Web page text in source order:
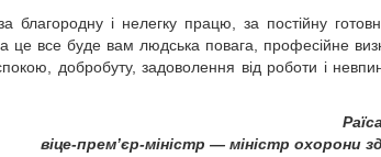
благородну і нелегку працю, за постійну
це все буде вам людська повага, професійне
добробуту, задоволення від роботи і
віце-прем’єр-міністр — міністр охорони